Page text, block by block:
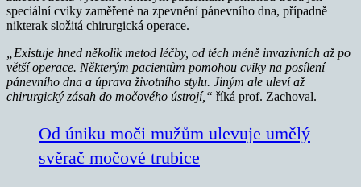
speciální cviky zaměřené na zpevnění pánevního dna, případně
nikterak složitá chirurgická operace.
„Existuje hned několik metod léčby, od těch méně invazivních až po
větší operace. Některým pacientům pomohou cviky na posílení
pánevního dna a úprava životního stylu. Jiným ale uleví až
chirurgický zásah do močového ústrojí,“ říká prof. Zachoval.
Od úniku moči mužům ulevuje umělý
svěrač močové trubice